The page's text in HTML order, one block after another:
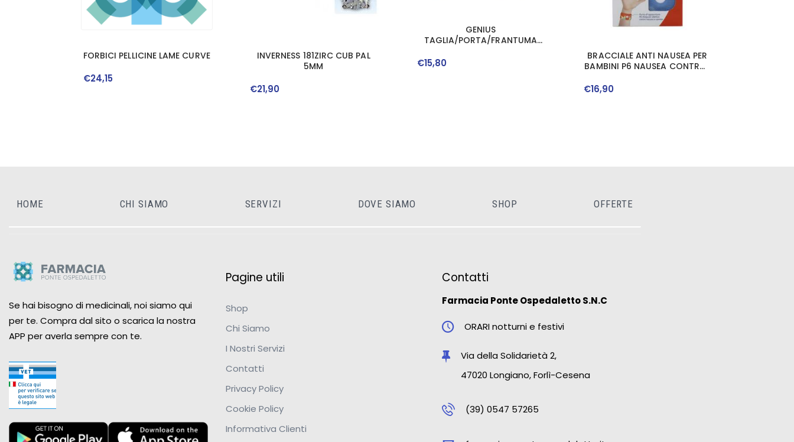
FORBICI PELLICINE LAME CURVE
€24,15
INVERNESS 181ZIRC CUB PAL
5MM
€21,90
GENIUS
TAGLIA/PORTA/FRANTUMA
€15,80
BRACCIALE ANTI NAUSEA PER
BAMBINI P6 NAUSEA CONTROL
€16,90
HOME CHI SIAMO SERVIZI DOVE SIAMO SHOP OFFERTE
Se hai bisogno di medicinali, noi siamo qui
per te. Compra dal sito o scarica la nostra
APP per averla sempre con te.
Pagine utili
Shop
Chi Siamo
I Nostri Servizi
Contatti
Privacy Policy
Cookie Policy
Informativa Clienti
Contatti
Farmacia Ponte Ospedaletto S.N.C
ORARI notturni e festivi
Via della Solidarietà 2,
47020 Longiano, Forlì-Cesena
(39) 0547 57265